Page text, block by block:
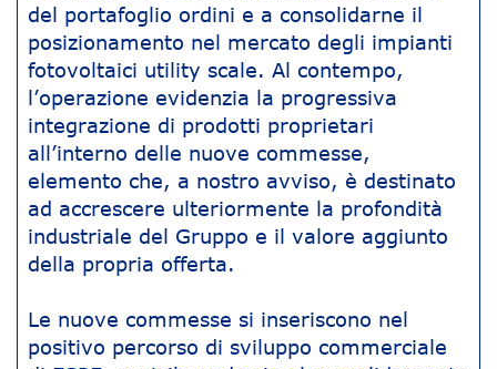
del portafoglio ordini e a consolidarne il
posizionamento nel mercato degli impianti
fotovoltaici utility scale. Al contempo,
l’operazione evidenzia la progressiva
integrazione di prodotti proprietari
all’interno delle nuove commesse,
elemento che, a nostro avviso, è destinato
ad accrescere ulteriormente la profondità
industriale del Gruppo e il valore aggiunto
della propria offerta.
Le nuove commesse si inseriscono nel
positivo percorso di sviluppo commerciale